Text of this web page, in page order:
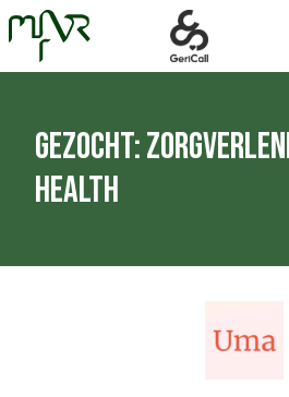
Gezocht:
Health